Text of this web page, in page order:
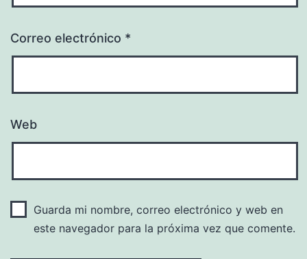
Correo electrónico *
Web
Guarda mi nombre, correo electrónico y web en
este navegador para la próxima vez que comente.